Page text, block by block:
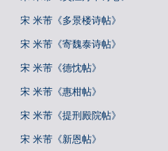
宋 米芾《多景楼诗帖》
宋 米芾《寄魏泰诗帖》
宋 米芾《德忱帖》
宋 米芾《惠柑帖》
宋 米芾《提刑殿院帖》
宋 米芾《新恩帖》